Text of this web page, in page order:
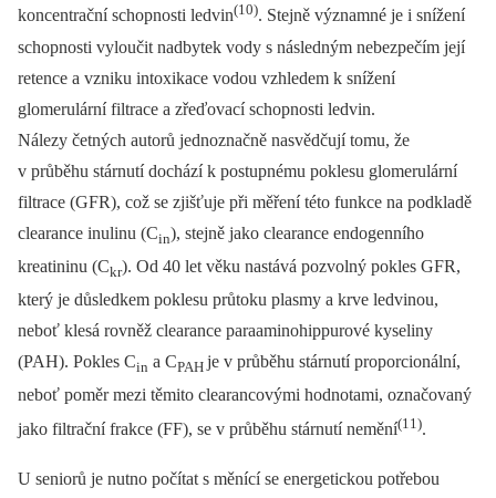
koncentrační schopnosti ledvin(10). Stejně významné je i snížení
schopnosti vyloučit nadbytek vody s následným nebezpečím její
retence a vzniku intoxikace vodou vzhledem k snížení
glomerulární filtrace a zřeďovací schopnosti ledvin.
Nálezy četných autorů jednoznačně nasvědčují tomu, že
v průběhu stárnutí dochází k postupnému poklesu glomerulární
filtrace (GFR), což se zjišťuje při měření této funkce na podkladě
clearance inulinu (Cin), stejně jako clearance endogenního
kreatininu (Ckr). Od 40 let věku nastává pozvolný pokles GFR,
který je důsledkem poklesu průtoku plasmy a krve ledvinou,
neboť klesá rovněž clearance paraaminohippurové kyseliny
(PAH). Pokles Cin a CPAHje v průběhu stárnutí proporcionální,
neboť poměr mezi těmito clearancovými hodnotami, označovaný
jako filtrační frakce (FF), se v průběhu stárnutí nemění(11).
U seniorů je nutno počítat s měnící se energetickou potřebou